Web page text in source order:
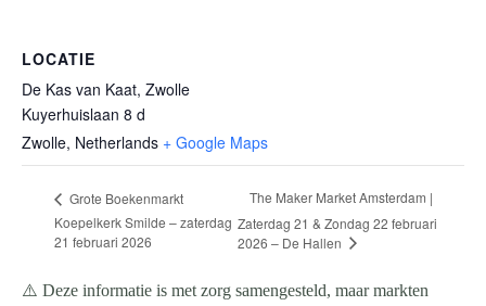
LOCATIE
De Kas van Kaat, Zwolle
Kuyerhuislaan 8 d
Zwolle, Netherlands + Google Maps
Grote Boekenmarkt
Koepelkerk Smilde – zaterdag
21 februari 2026
The Maker Market Amsterdam |
Zaterdag 21 & Zondag 22 februari
2026 – De Hallen
⚠️ Deze informatie is met zorg samengesteld, maar markten